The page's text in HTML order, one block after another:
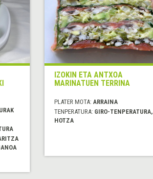
IZOKIN ETA ANTXOA
MARINATUEN TERRINA
PLATER MOTA: ARRAINA
TENPERATURA: GIRO-TENPERATURA,
HOTZA